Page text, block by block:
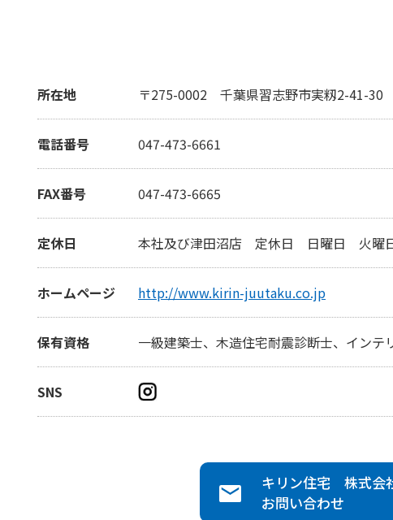
所在地 〒275-0002 千葉県習志野市実籾2-41-30
電話番号 047-473-6661
FAX番号 047-473-6665
定休日 本社及び津田沼店 定休日 日曜日 火曜
ホームページ http://www.kirin-juutaku.co.jp
保有資格 一級建築士、木造住宅耐震診断士、インテ
SNS
キリン住宅 株式会
お問い合わせ